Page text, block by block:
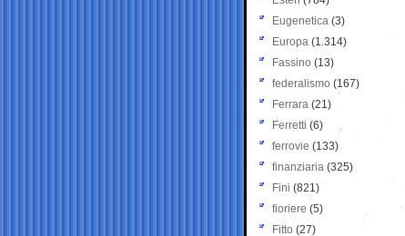
Eugenetica (3)
Europa (1.314)
Fassino (13)
federalismo (167)
Ferrara (21)
Ferretti (6)
ferrovie (133)
finanziaria (325)
Fini (821)
fioriere (5)
Fitto (27)